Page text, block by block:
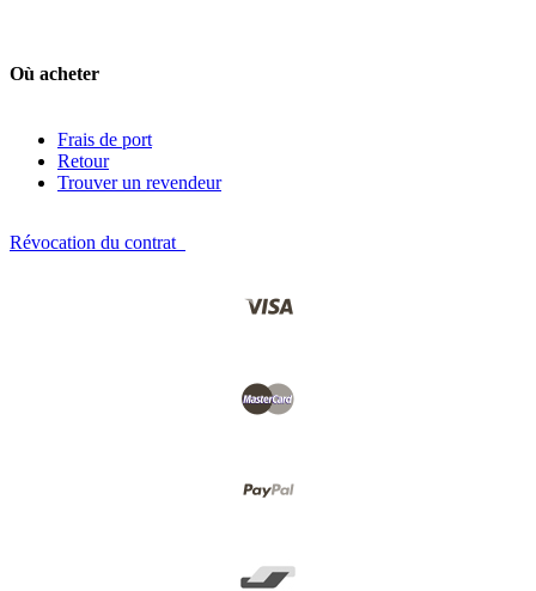
Où acheter
Frais de port
Retour
Trouver un revendeur
Révocation du contrat